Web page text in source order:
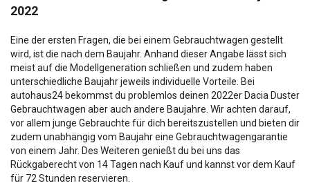
2022
Eine der ersten Fragen, die bei einem Gebrauchtwagen gestellt
wird, ist die nach dem Baujahr. Anhand dieser Angabe lässt sich
meist auf die Modellgeneration schließen und zudem haben
unterschiedliche Baujahr jeweils individuelle Vorteile. Bei
autohaus24 bekommst du problemlos deinen 2022er Dacia Duster
Gebrauchtwagen aber auch andere Baujahre. Wir achten darauf,
vor allem junge Gebrauchte für dich bereitszustellen und bieten dir
zudem unabhängig vom Baujahr eine Gebrauchtwagengarantie
von einem Jahr. Des Weiteren genießt du bei uns das
Rückgaberecht von 14 Tagen nach Kauf und kannst vor dem Kauf
für 72 Stunden reservieren.